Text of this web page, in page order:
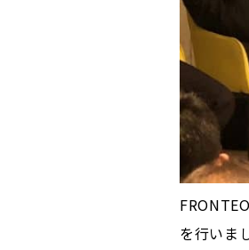
を行いま